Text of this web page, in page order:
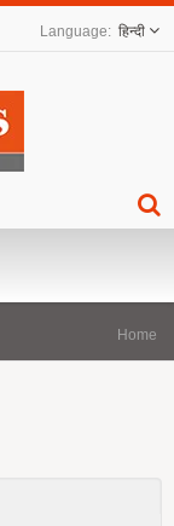
हिन्दी
Home